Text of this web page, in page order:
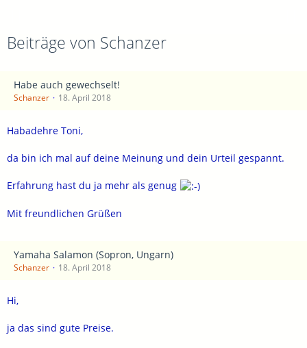
Beiträge von Schanzer
Habe auch gewechselt!
Schanzer 18. April 2018
Habadehre Toni,
da bin ich mal auf deine Meinung und dein Urteil gespannt.
Erfahrung hast du ja mehr als genug
Mit freundlichen Grüßen
Yamaha Salamon (Sopron, Ungarn)
Schanzer 18. April 2018
Hi,
ja das sind gute Preise.